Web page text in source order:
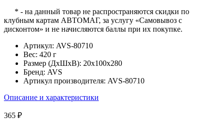
* - на данный товар не распространяются скидки по
клубным картам АВТОМАГ, за услугу «Самовывоз с
дисконтом» и не начисляются баллы при их покупке.
Артикул: AVS-80710
Вес: 420 г
Размер (ДхШхВ): 20x100x280
Бренд: AVS
Артикул производителя: AVS-80710
Описание и характеристики
365 ₽